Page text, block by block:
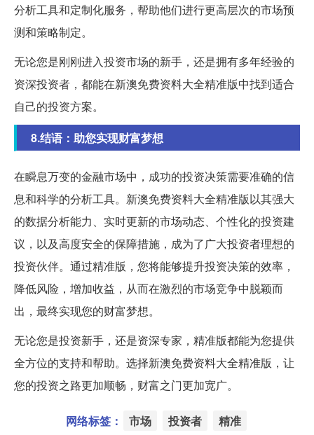
分析工具和定制化服务，帮助他们进行更高层次的市场预
测和策略制定。
无论您是刚刚进入投资市场的新手，还是拥有多年经验的
资深投资者，都能在新澳免费资料大全精准版中找到适合
自己的投资方案。
8.结语：助您实现财富梦想
在瞬息万变的金融市场中，成功的投资决策需要准确的信
息和科学的分析工具。新澳免费资料大全精准版以其强大
的数据分析能力、实时更新的市场动态、个性化的投资建
议，以及高度安全的保障措施，成为了广大投资者理想的
投资伙伴。通过精准版，您将能够提升投资决策的效率，
降低风险，增加收益，从而在激烈的市场竞争中脱颖而
出，最终实现您的财富梦想。
无论您是投资新手，还是资深专家，精准版都能为您提供
全方位的支持和帮助。选择新澳免费资料大全精准版，让
您的投资之路更加顺畅，财富之门更加宽广。
网络标签： 市场 投资者 精准